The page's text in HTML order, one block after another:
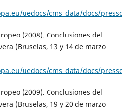
uedocs/cms_data/docs/
(2008). Conclusiones del
(Bruselas, 13 y 14 de marzo
uedocs/cms_data/docs/
(2009). Conclusiones del
(Bruselas, 19 y 20 de marzo